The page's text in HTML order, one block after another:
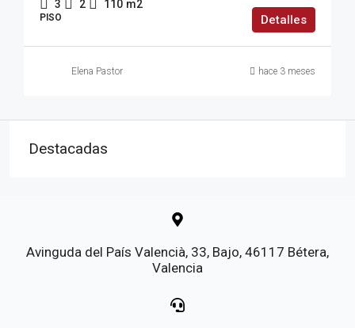
3 2 110 m2
PISO Detalles
Elena Pastor hace 3 meses
Destacadas
Avinguda del País Valencià, 33, Bajo, 46117 Bétera,
Valencia